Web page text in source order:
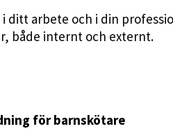
ditt arbete och i din
både internt och externt.
för barnskötare